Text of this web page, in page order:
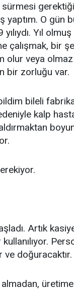
O gün
Yıl
çalışmak, bir
olur veya
bir zorluğu var.
bileli
kalp
Artık
doğuracaktır.
üretime